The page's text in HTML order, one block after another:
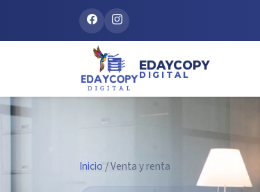
EDAYCOPY
DIGITAL
Inicio / Venta y renta